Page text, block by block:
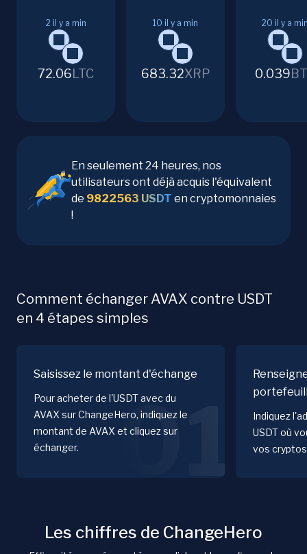
2 il y a min
72.06LTC
10 il y a min
683.32XRP
20 il y a
0.039
En seulement 24 heures, nos
utilisateurs ont déjà acquis l'équivalent
de 9822563 USDT en cryptomonnaies
!
Comment échanger AVAX contre USDT
en 4 étapes simples
Saisissez le montant d'échange
Pour acheter de l'USDT avec du
AVAX sur ChangeHero, indiquez le
montant de AVAX et cliquez sur
échanger.
01
Indiquez
USDT où
vos
Les chiffres de ChangeHero